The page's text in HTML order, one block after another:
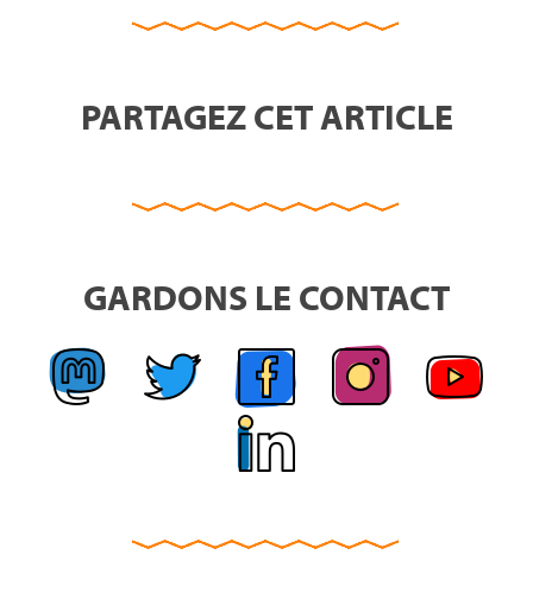
PARTAGEZ CET ARTICLE
GARDONS LE CONTACT